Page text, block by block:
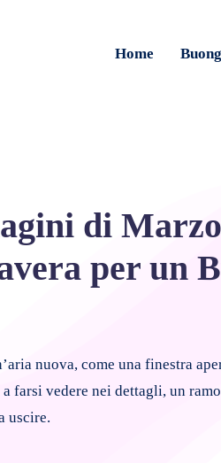
Home
di
per un
nuova, come una finestra
farsi vedere nei dettagli, un
uscire.